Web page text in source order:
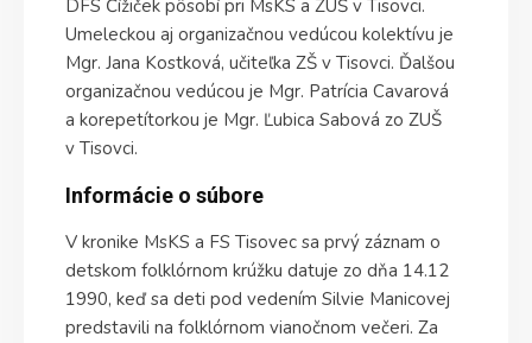
DFS Čížiček pôsobí pri MsKS a ZUŠ v Tisovci.
Umeleckou aj organizačnou vedúcou kolektívu je
Mgr. Jana Kostková, učiteľka ZŠ v Tisovci. Ďalšou
organizačnou vedúcou je Mgr. Patrícia Cavarová
a korepetítorkou je Mgr. Ľubica Sabová zo ZUŠ
v Tisovci.
Informácie o súbore
V kronike MsKS a FS Tisovec sa prvý záznam o
detskom folklórnom krúžku datuje zo dňa 14.12
1990, keď sa deti pod vedením Silvie Manicovej
predstavili na folklórnom vianočnom večeri. Za